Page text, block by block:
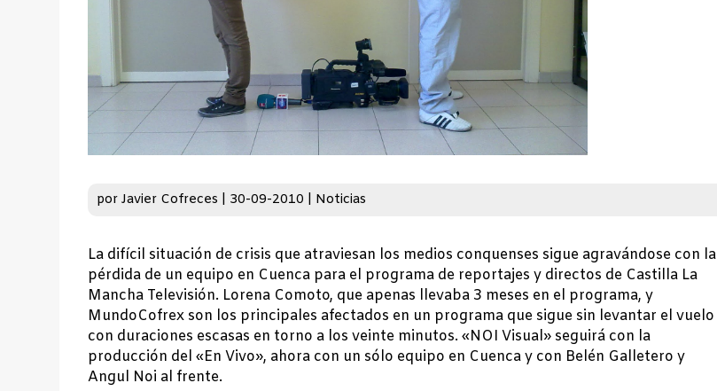
porJavier Cofreces 30-09-2010 Noticias
La difícil situación de crisis que atraviesan los medios conquenses sigue agravándose con la
pérdida de un equipo en Cuenca para el programa de reportajes y directos de Castilla La
Mancha Televisión. Lorena Comoto, que apenas llevaba 3 meses en el programa, y
MundoCofrex son los principales afectados en un programa que sigue sin levantar el vuelo
con duraciones escasas en torno a los veinte minutos. «NOI Visual» seguirá con la
producción del «En Vivo», ahora con un sólo equipo en Cuenca y con Belén Galletero y
Angul Noi al frente.